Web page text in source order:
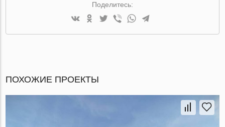
Поделитесь:
ПОХОЖИЕ ПРОЕКТЫ